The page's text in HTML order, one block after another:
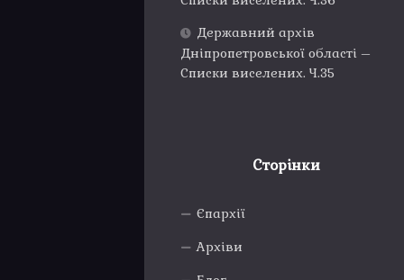
Державний архів
Дніпропетровської області –
Списки виселених. Ч.35
Сторінки
Єпархії
Архіви